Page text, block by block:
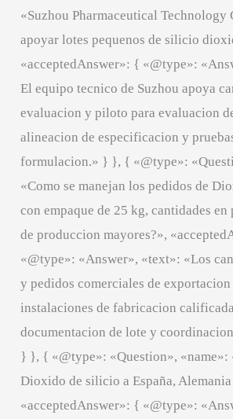
«Suzhou Pharmaceutical Technology
apoyar lotes pequenos de silicio
«acceptedAnswer»: { «@type»:
El equipo tecnico de Suzhou apoya
evaluacion y piloto para evaluacion
alineacion de especificacion y
formulacion.» } }, { «@type»:
«Como se manejan los pedidos de
con empaque de 25 kg, cantidades en
de produccion mayores?»,
«@type»: «Answer», «text»: «Los
y pedidos comerciales de exportacion
instalaciones de fabricacion
documentacion de lote y
} }, { «@type»: «Question», «name»:
Dioxido de silicio a España,
«acceptedAnswer»: { «@type»: